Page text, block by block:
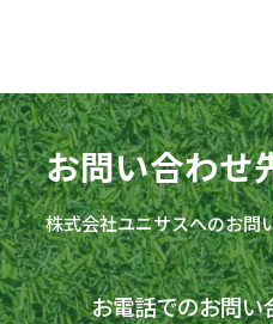
お問い合わせ
株式会社ユニサスへのお問
お電話でのお問